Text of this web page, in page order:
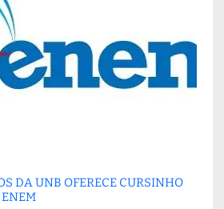
DA UNB OFERECE CURSINHO